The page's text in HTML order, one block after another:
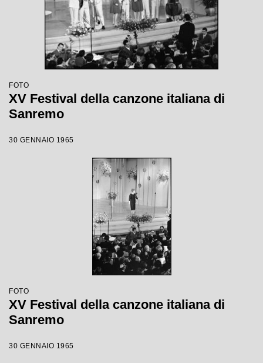
FOTO
XV Festival della canzone italiana di
Sanremo
30 GENNAIO 1965
FOTO
XV Festival della canzone italiana di
Sanremo
30 GENNAIO 1965